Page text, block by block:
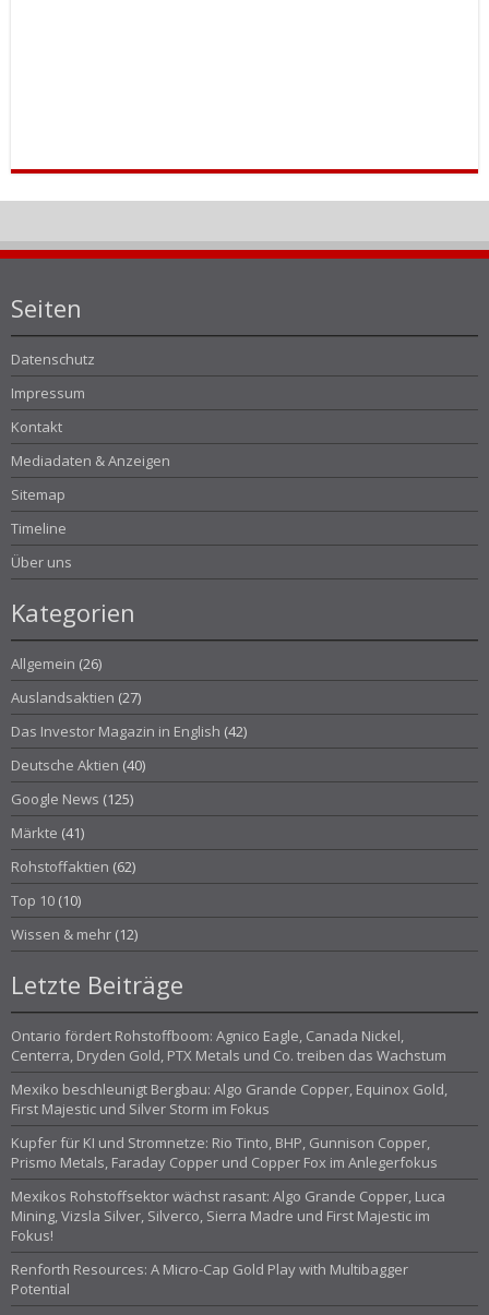
Seiten
Datenschutz
Impressum
Kontakt
Mediadaten & Anzeigen
Sitemap
Timeline
Über uns
Kategorien
Allgemein (26)
Auslandsaktien (27)
Das Investor Magazin in English (42)
Deutsche Aktien (40)
Google News (125)
Märkte (41)
Rohstoffaktien (62)
Top 10 (10)
Wissen & mehr (12)
Letzte Beiträge
Ontario fördert Rohstoffboom: Agnico Eagle, Canada Nickel,
Centerra, Dryden Gold, PTX Metals und Co. treiben das Wachstum
Mexiko beschleunigt Bergbau: Algo Grande Copper, Equinox Gold,
First Majestic und Silver Storm im Fokus
Kupfer für KI und Stromnetze: Rio Tinto, BHP, Gunnison Copper,
Prismo Metals, Faraday Copper und Copper Fox im Anlegerfokus
Mexikos Rohstoffsektor wächst rasant: Algo Grande Copper, Luca
Mining, Vizsla Silver, Silverco, Sierra Madre und First Majestic im
Fokus!
Renforth Resources: A Micro-Cap Gold Play with Multibagger
Potential